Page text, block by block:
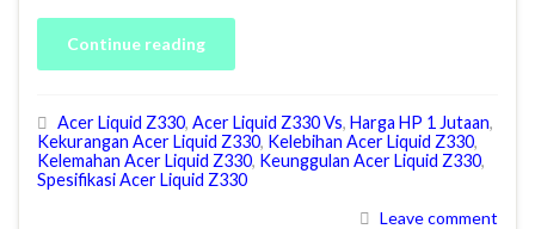
Continue reading
Acer Liquid Z330, Acer Liquid Z330 Vs, Harga HP 1 Jutaan,
Kekurangan Acer Liquid Z330, Kelebihan Acer Liquid Z330,
Kelemahan Acer Liquid Z330, Keunggulan Acer Liquid Z330,
Spesifikasi Acer Liquid Z330
Leave comment